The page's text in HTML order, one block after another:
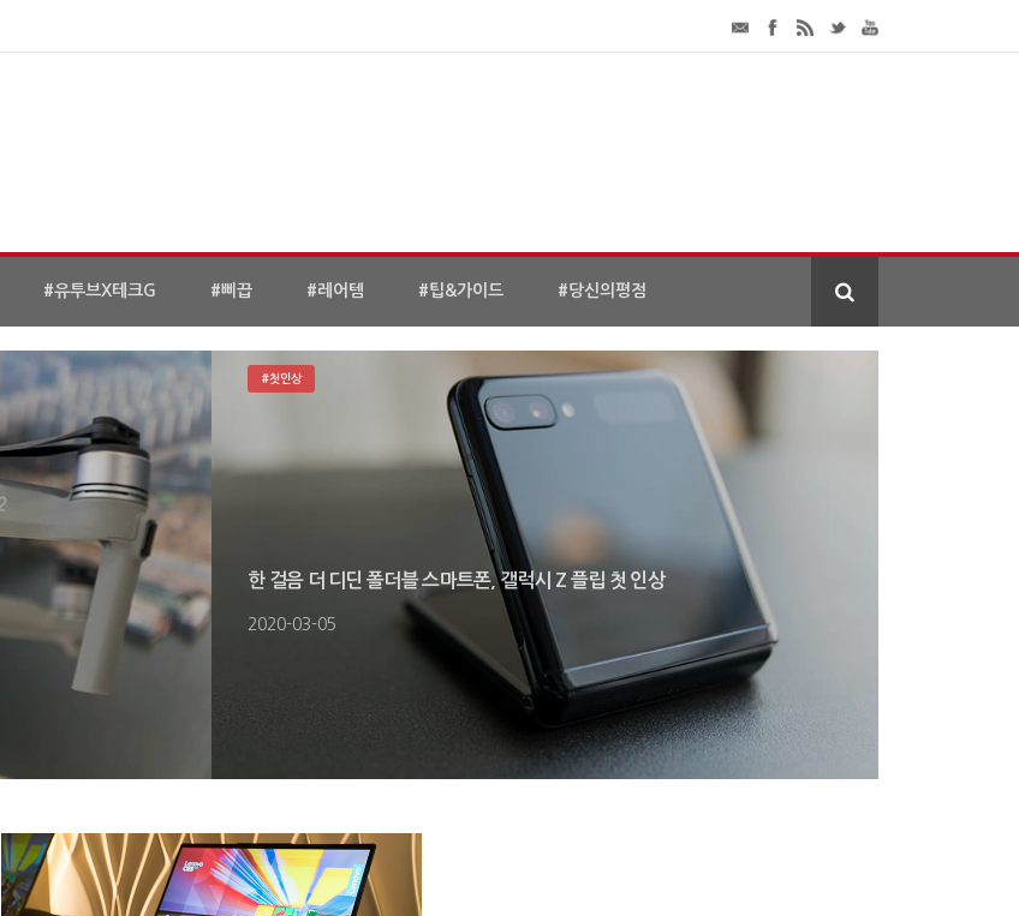
#유투브X테크G #삐끕 #레어템 #팁&가이드 #당신의평점
한 걸음 더 디딘 폴더블 스마트폰, 갤럭시 Z 플립 첫 인상
2020-03-05
#첫인상